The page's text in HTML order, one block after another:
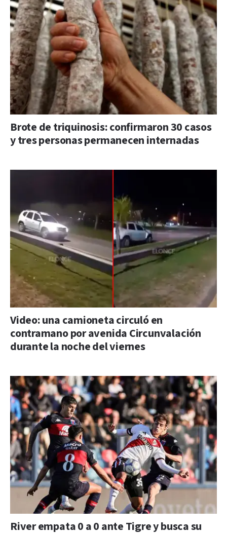
Brote de triquinosis: confirmaron 30 casos
y tres personas permanecen internadas
Video: una camioneta circuló en
contramano por avenida Circunvalación
durante la noche del viernes
River empata 0 a 0 ante Tigre y busca su